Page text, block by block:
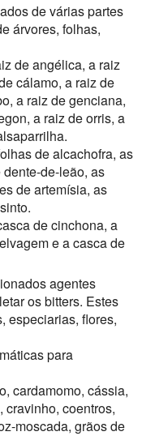
de várias partes
árvores, folhas,
de angélica, a raiz
cálamo, a raiz de
a raiz de genciana,
a raiz de orris, a
de alcachofra, as
de-leão, as
de artemísia, as
de cinchona, a
e a casca de
agentes
os bitters. Estes
especiarias, flores,
para
cardamomo, cássia,
cravinho, coentros,
moscada, grãos de